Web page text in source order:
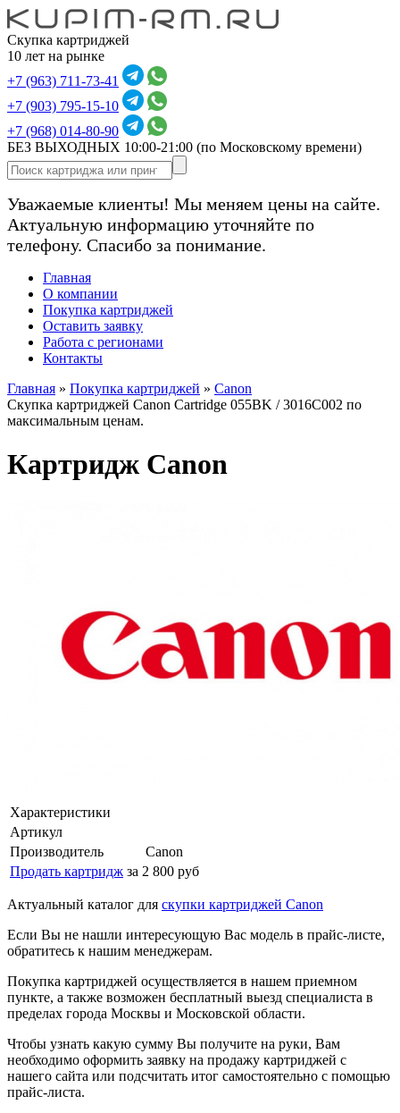
Скупка картриджей
10 лет на рынке
+7 (963) 711-73-41
+7 (903) 795-15-10
+7 (968) 014-80-90
БЕЗ ВЫХОДНЫХ 10:00-21:00 (по Московскому времени)
Уважаемые клиенты! Мы меняем цены на сайте.
Актуальную информацию уточняйте по
телефону. Спасибо за понимание.
Главная
О компании
Покупка картриджей
Оставить заявку
Работа с регионами
Контакты
Главная » Покупка картриджей » Canon
Скупка картриджей Canon Cartridge 055BK / 3016C002 по
максимальным ценам.
Картридж Canon
Характеристики
Артикул
Производитель
Canon
Продать картридж за 2 800 руб
Актуальный каталог для скупки картриджей Canon
Если Вы не нашли интересующую Вас модель в прайс-листе,
обратитесь к нашим менеджерам.
Покупка картриджей осуществляется в нашем приемном
пункте, а также возможен бесплатный выезд специалиста в
пределах города Москвы и Московской области.
Чтобы узнать какую сумму Вы получите на руки, Вам
необходимо оформить заявку на продажу картриджей с
нашего сайта или подсчитать итог самостоятельно с помощью
прайс-листа.